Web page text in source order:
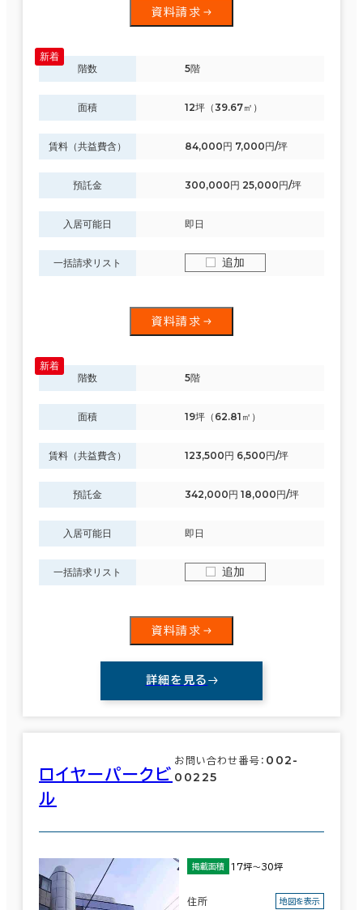
資料請求
階数 5階
面積 12坪（39.67㎡）
賃料（共益費含） 84,000円 7,000円/坪
預託金 300,000円 25,000円/坪
入居可能日 即日
一括請求リスト 追加
資料請求
階数 5階
面積 19坪（62.81㎡）
賃料（共益費含） 123,500円 6,500円/坪
預託金 342,000円 18,000円/坪
入居可能日 即日
一括請求リスト 追加
資料請求
詳細を見る
ロイヤーパークビ
ル
お問い合わせ番号： 002-
00225
掲載面積 17坪～30坪
住所
地図を表示